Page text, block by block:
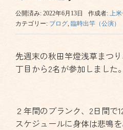
公開済み: 2022年6月13日 作成者: 上米
カテゴリー: ブログ, 臨時出竿（公演）
先週末の秋田竿燈浅草まつ
丁目から2名が参加しました。
２年間のブランク、2日間で
スケジュールに身体は悲鳴を